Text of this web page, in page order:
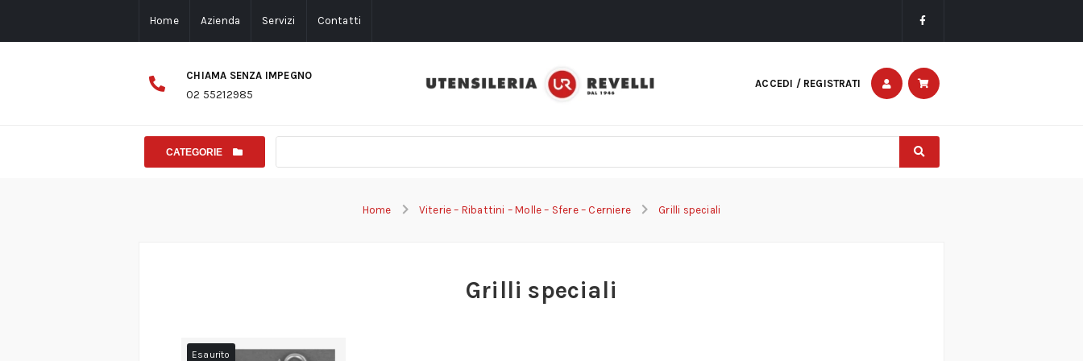
Home Azienda Servizi Contatti
CHIAMA SENZA IMPEGNO
02 55212985
ACCEDI / REGISTRATI
CATEGORIE
Home Viterie – Ribattini – Molle – Sfere – Cerniere Grilli speciali
Grilli speciali
Esaurito